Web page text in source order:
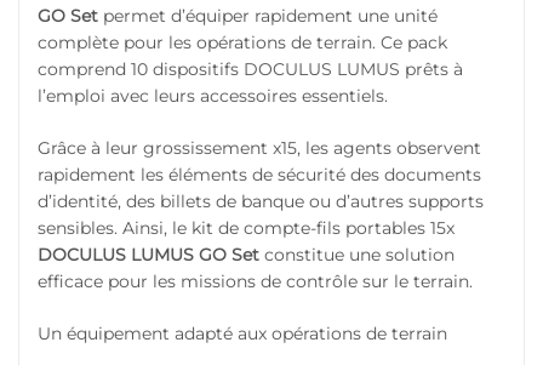
GO Set permet d’équiper rapidement une unité
complète pour les opérations de terrain. Ce pack
comprend 10 dispositifs DOCULUS LUMUS prêts à
l’emploi avec leurs accessoires essentiels.
Grâce à leur grossissement x15, les agents observent
rapidement les éléments de sécurité des documents
d’identité, des billets de banque ou d’autres supports
sensibles. Ainsi, le kit de compte-fils portables 15x
DOCULUS LUMUS GO Set constitue une solution
efficace pour les missions de contrôle sur le terrain.
Un équipement adapté aux opérations de terrain